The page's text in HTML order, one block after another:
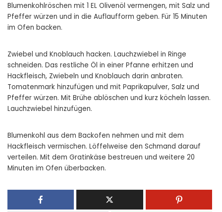
Blumenkohlröschen mit 1 EL Olivenöl vermengen, mit Salz und
Pfeffer würzen und in die Auflaufform geben. Für 15 Minuten
im Ofen backen.
Zwiebel und Knoblauch hacken. Lauchzwiebel in Ringe
schneiden. Das restliche Öl in einer Pfanne erhitzen und
Hackfleisch, Zwiebeln und Knoblauch darin anbraten.
Tomatenmark hinzufügen und mit Paprikapulver, Salz und
Pfeffer würzen. Mit Brühe ablöschen und kurz köcheln lassen.
Lauchzwiebel hinzufügen.
Blumenkohl aus dem Backofen nehmen und mit dem
Hackfleisch vermischen. Löffelweise den Schmand darauf
verteilen. Mit dem Gratinkäse bestreuen und weitere 20
Minuten im Ofen überbacken.